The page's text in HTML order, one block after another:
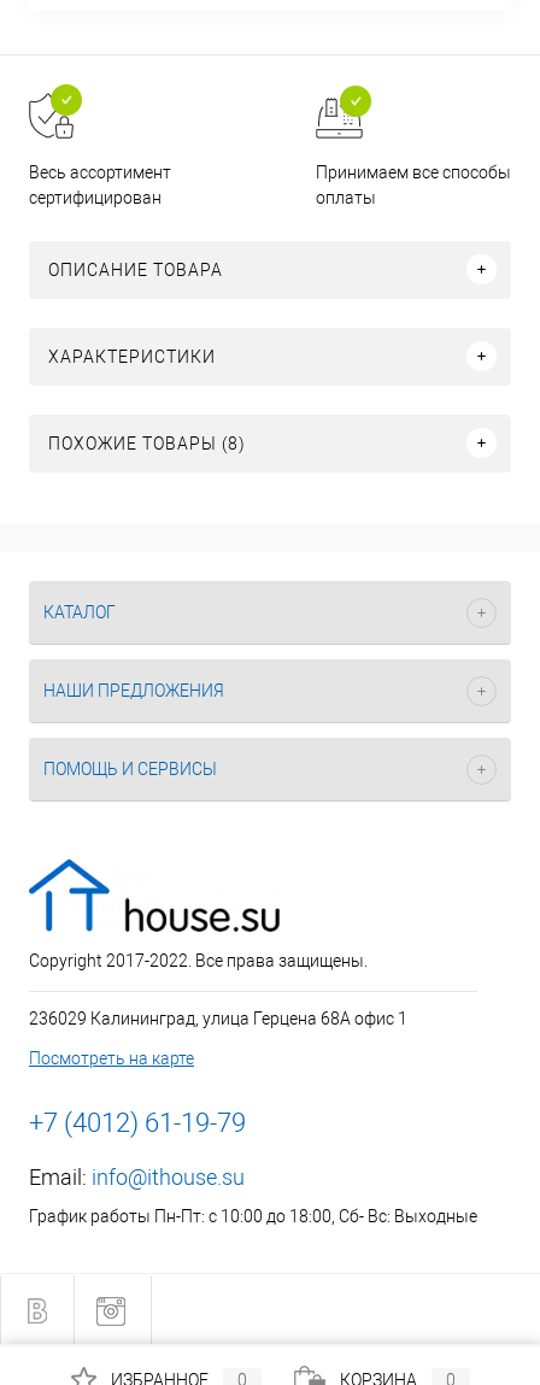
Весь ассортимент
сертифицирован
Принимаем все способы
оплаты
ОПИСАНИЕ ТОВАРА
ХАРАКТЕРИСТИКИ
ПОХОЖИЕ ТОВАРЫ (8)
КАТАЛОГ
НАШИ ПРЕДЛОЖЕНИЯ
ПОМОЩЬ И СЕРВИСЫ
Copyright 2017-2022. Все права защищены.
236029 Калининград, улица Герцена 68А офис 1
Посмотреть на карте
+7 (4012) 61-19-79
Email: info@ithouse.su
График работы Пн-Пт: с 10:00 до 18:00, Сб- Вс: Выходные
ИЗБРАННОЕ 0 КОРЗИНА 0